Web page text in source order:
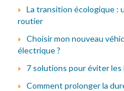
La transition écologique :
routier
Choisir mon nouveau
électrique ?
7 solutions pour éviter
Comment prolonger la